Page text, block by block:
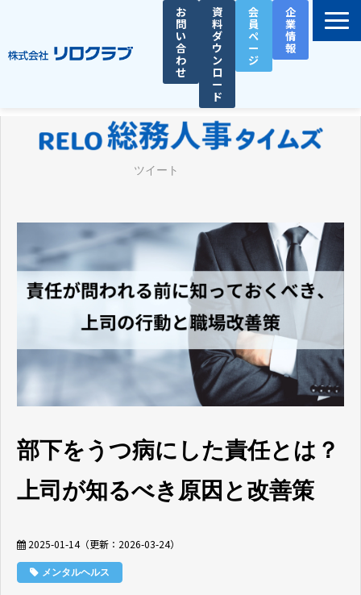
お
問
い
合
わ
せ
資
料
ダ
ウ
ン
ロ
ー
ド
会
員
ペ
ー
ジ
企
業
情
報
選ばれる理由
サービス一覧
お役立ち資料
セミナー
総務人事タイムズ
ツイート
部下をうつ病にした責任とは？
上司が知るべき原因と改善策
2025-01-14（更新： 2026-03-24）
メンタルヘルス